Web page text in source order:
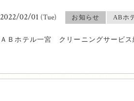
2022/02/01 (Tue) お知らせ ABホ
ＡＢホテル一宮 クリーニングサービス